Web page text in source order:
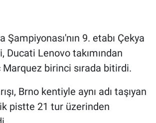
Şampiyonası'nın 9. etabı Çekya
Ducati Lenovo takımından
birinci sırada bitirdi.
Brno kentiyle aynı adı taşıyan
pistte 21 tur üzerinden